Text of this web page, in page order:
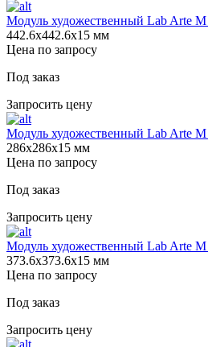
Модуль художественный Lab Arte М
442.6х442.6х15 мм
Цена по запросу
Под заказ
Запросить цену
Модуль художественный Lab Arte М
286х286х15 мм
Цена по запросу
Под заказ
Запросить цену
Модуль художественный Lab Arte М
373.6х373.6х15 мм
Цена по запросу
Под заказ
Запросить цену